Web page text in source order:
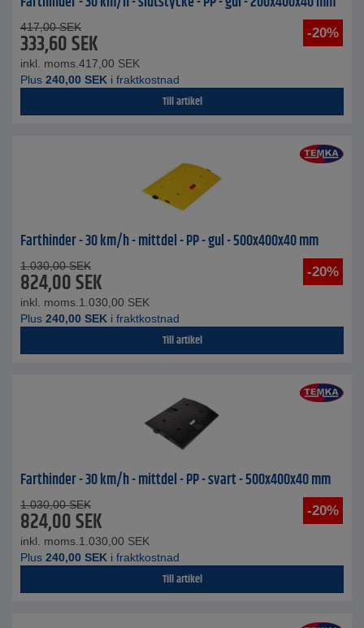
-20%
417,00 SEK
333,60SEK
inkl. moms. 417,00 SEK
Plus 240,00 SEK i fraktkostnad
Till artikel
Farthinder - 30 km/h - mittdel - PP - gul - 500x400x40 mm
-20%
1.030,00 SEK
824,00SEK
inkl. moms. 1.030,00 SEK
Plus 240,00 SEK i fraktkostnad
Till artikel
Farthinder - 30 km/h - mittdel - PP - svart - 500x400x40 mm
-20%
1.030,00 SEK
824,00SEK
inkl. moms. 1.030,00 SEK
Plus 240,00 SEK i fraktkostnad
Till artikel